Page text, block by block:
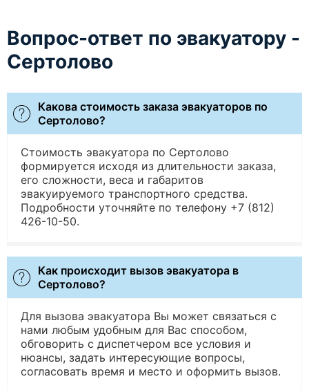
Вопрос-ответ по эвакуатору -
Cертолово
Какова стоимость заказа эвакуаторов по
Cертолово?
Стоимость эвакуатора по Cертолово
формируется исходя из длительности заказа,
его сложности, веса и габаритов
эвакуируемого транспортного средства.
Подробности уточняйте по телефону +7 (812)
426-10-50.
Как происходит вызов эвакуатора в
Cертолово?
Для вызова эвакуатора Вы может связаться с
нами любым удобным для Вас способом,
обговорить с диспетчером все условия и
нюансы, задать интересующие вопросы,
согласовать время и место и оформить вызов.